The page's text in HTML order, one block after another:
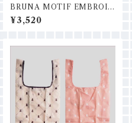
BRUNA MOTIF EMBROID
ERYショッピングバッグ
¥3,520